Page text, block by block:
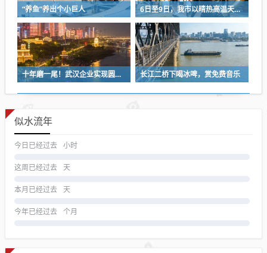
“养鱼”养出个小巨人 6日至9日，我市以晴热高温天气为主
十年磨一尾！武汉企业实现圆口铜鱼规模化繁育 长江二桥下喝冰啤，赏免费音乐
似水流年
今日已经过去 小时
这周已经过去 天
本月已经过去 天
今年已经过去 个月